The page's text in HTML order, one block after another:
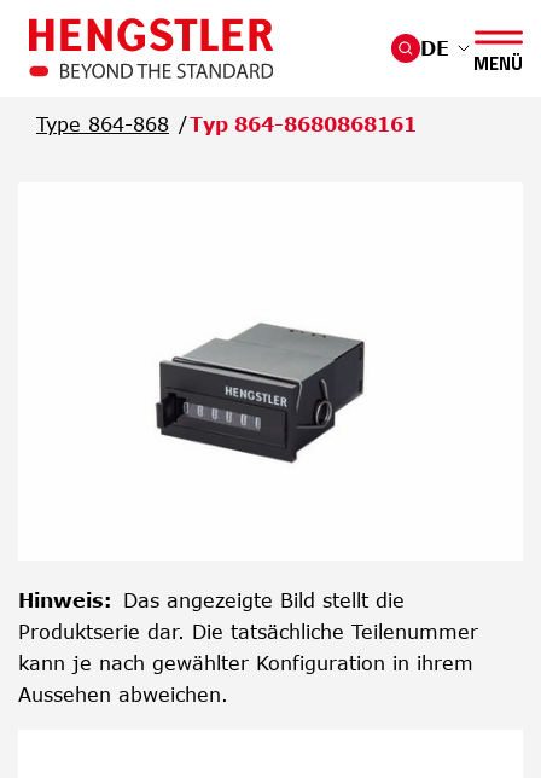
Überspringen Sie zum Hauptmenü
DE
MENÜ
Type 864-868 Typ 864-8680868161
Hinweis: Das angezeigte Bild stellt die
Produktserie dar. Die tatsächliche Teilenummer
kann je nach gewählter Konfiguration in ihrem
Aussehen abweichen.